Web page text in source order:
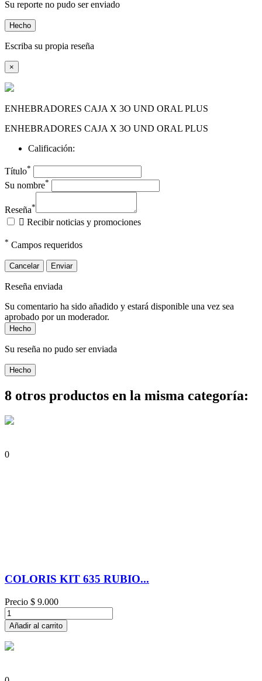
Su reporte no pudo ser enviado
Hecho
Escriba su propia reseña
×
ENHEBRADORES CAJA X 3O UND ORAL PLUS
ENHEBRADORES CAJA X 3O UND ORAL PLUS
Calificación:
Título*
Su nombre*
Reseña*
 Recibir noticias y promociones
* Campos requeridos
Cancelar Enviar
Reseña enviada
Su comentario ha sido añadido y estará disponible una vez sea
aprobado por un moderador.
Hecho
Su reseña no pudo ser enviada
Hecho
8 otros productos en la misma categoría:
0
COLORIS KIT 635 RUBIO...
Precio $ 9.000
Añadir al carrito